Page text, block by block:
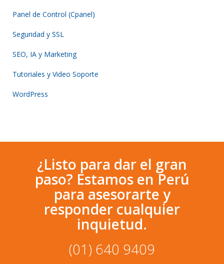
Panel de Control (Cpanel)
Seguridad y SSL
SEO, IA y Marketing
Tutoriales y Video Soporte
WordPress
¿Listo para dar el gran
paso? Estamos en Perú
para asesorarte y
responder cualquier
inquietud.
(01) 640 9409